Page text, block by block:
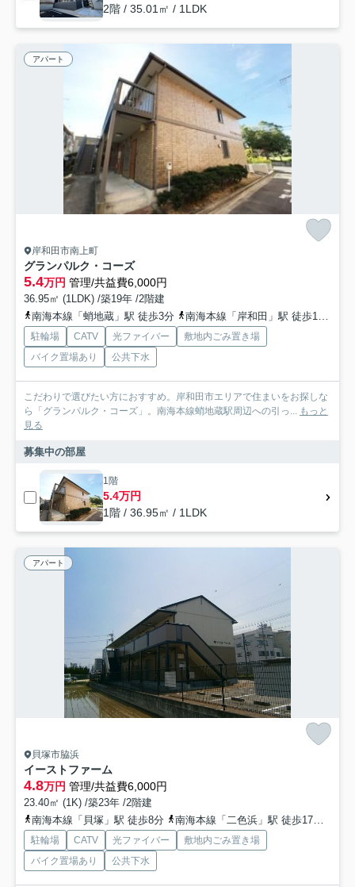
2階 / 35.01㎡ / 1LDK
アパート
岸和田市南上町
グランパルク・コーズ
5.4万円 管理/共益費6,000円
36.95㎡ (1LDK) /築19年 /2階建
南海本線「蛸地蔵」駅 徒歩3分
南海本線「岸和田」駅 徒歩12分
駐輪場 CATV 光ファイバー
敷地内ごみ置き場
バイク置場あり
公共下水
こだわりで選びたい方におすすめ。岸和田市エリアで住まいをお探しな
ら「グランパルク・コーズ」。南海本線蛸地蔵駅周辺への引っ... もっと
見る
募集中の部屋
1階
5.4万円
1階 / 36.95㎡ / 1LDK
アパート
貝塚市脇浜
イーストファーム
4.8万円 管理/共益費6,000円
23.40㎡ (1K) /築23年 /2階建
南海本線「貝塚」駅 徒歩8分
南海本線「二色浜」駅 徒歩17分
駐輪場 CATV 光ファイバー
敷地内ごみ置き場
バイク置場あり
公共下水